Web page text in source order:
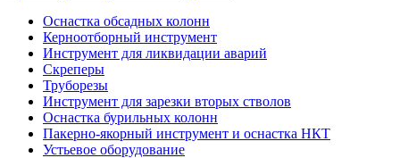
Оснастка обсадных колонн
Керноотборный инструмент
Инструмент для ликвидации аварий
Скреперы
Труборезы
Инструмент для зарезки вторых стволов
Оснастка бурильных колонн
Пакерно-якорный инструмент и оснастка НКТ
Устьевое оборудование